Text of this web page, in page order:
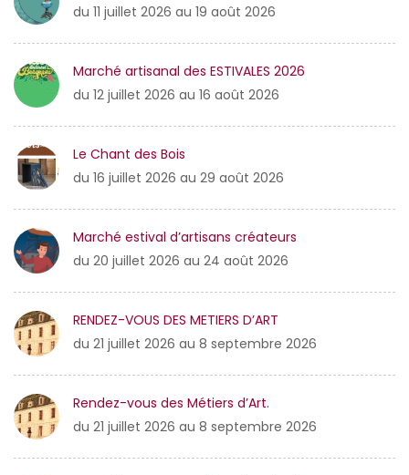
du 11 juillet 2026 au 19 août 2026
Marché artisanal des ESTIVALES 2026
du 12 juillet 2026 au 16 août 2026
Le Chant des Bois
du 16 juillet 2026 au 29 août 2026
Marché estival d’artisans créateurs
du 20 juillet 2026 au 24 août 2026
RENDEZ-VOUS DES METIERS D’ART
du 21 juillet 2026 au 8 septembre 2026
Rendez-vous des Métiers d’Art.
du 21 juillet 2026 au 8 septembre 2026